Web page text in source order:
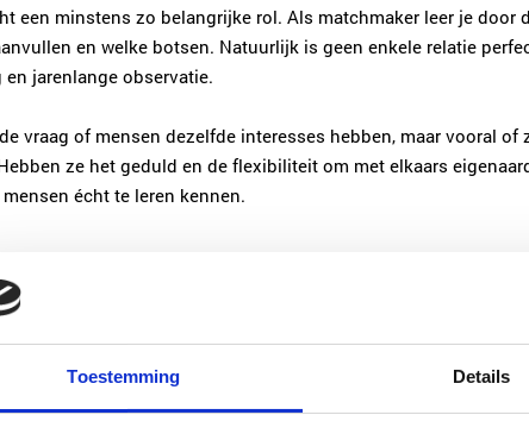
Toestemming Details
een minstens zo belangrijke rol. Als matchmaker leer je
en welke botsen. Natuurlijk is geen enkele relatie
jarenlange observatie.
vraag of mensen dezelfde interesses hebben, maar vooral
ze het geduld en de flexibiliteit om met elkaars
écht te leren kennen.
In